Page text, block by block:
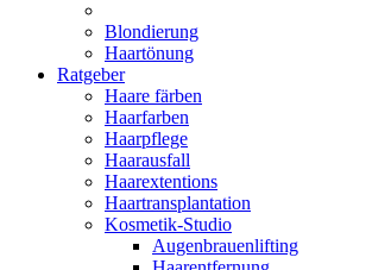
Blondierung
Haartönung
Ratgeber
Haare färben
Haarfarben
Haarpflege
Haarausfall
Haarextentions
Haartransplantation
Kosmetik-Studio
Augenbrauenlifting